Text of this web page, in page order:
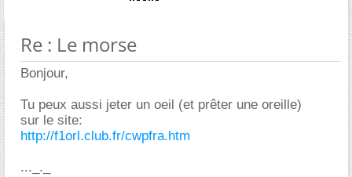
Re : Le morse
Bonjour,
Tu peux aussi jeter un oeil (et prêter une oreille)
sur le site:
http://f1orl.club.fr/cwpfra.htm
..._._